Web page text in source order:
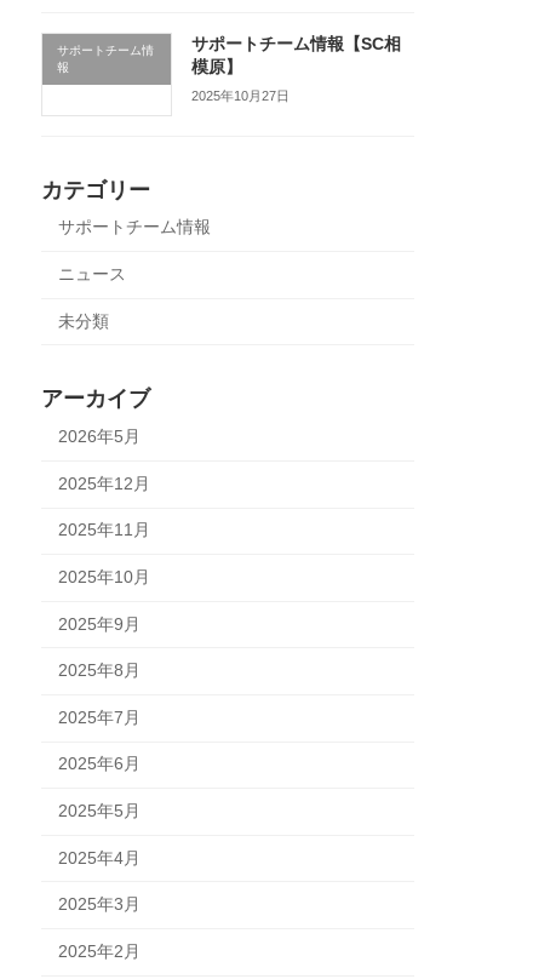
サポートチーム情
報
サポートチーム情報【SC相
模原】
2025年10月27日
カテゴリー
サポートチーム情報
ニュース
未分類
アーカイブ
2026年5月
2025年12月
2025年11月
2025年10月
2025年9月
2025年8月
2025年7月
2025年6月
2025年5月
2025年4月
2025年3月
2025年2月